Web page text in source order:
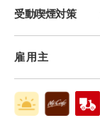
受動喫煙対策
雇用主